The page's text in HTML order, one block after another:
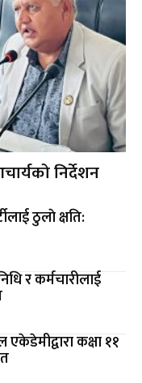
निर्देशन
ठुलाे क्षति:
र कर्मचारीलाई
कक्षा ११